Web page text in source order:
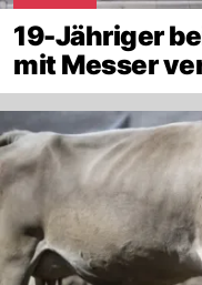
19-Jähriger
mit Messer